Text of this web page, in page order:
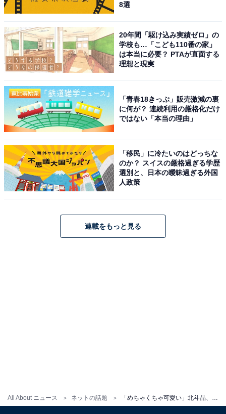
All About ニュース ネットの話題 「めちゃくちゃ可愛い」北斗晶、夫婦で愛犬のバースデーを祝福し反響の声！ 「お誕生日おめでとう」
8選
20年間「駆け込み実績ゼロ」の
学校も…「こども110番の家」
は本当に必要？ PTAが直面する
理想と現実
「青春18きっぷ」販売激減の裏
に何が？ 連続利用の厳格化だけ
ではない「本当の理由」
「移民」に冷たいのはどっちな
のか？ スイスの厳格過ぎる学歴
選別と、日本の曖昧過ぎる外国
人政策
連載をもっと見る